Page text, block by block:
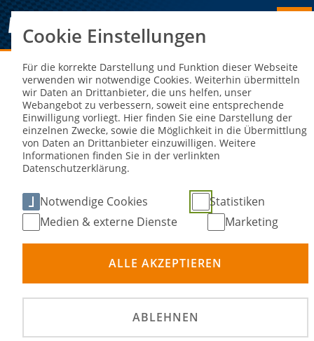
Sie sind hier: NEWS
Ausbildung für Sportwarte der
Streckensicherung ab 2026
verbindlich
Um die Sicherheit im Motorsport weiter zu
Cookie Einstellungen
Für die korrekte Darstellung und Funktion dieser Webseite
verwenden wir notwendige Cookies. Weiterhin übermitteln
wir Daten an Drittanbieter, die uns helfen, unser
Webangebot zu verbessern, soweit eine entsprechende
Einwilligung vorliegt. Hier finden Sie eine Darstellung der
einzelnen Zwecke, sowie die Möglichkeit in die Übermittlung
von Daten an Drittanbieter einzuwilligen. Weitere
Informationen finden Sie in der verlinkten
Datenschutzerklärung.
Notwendige Cookies
Statistiken
Medien & externe Dienste
Marketing
ALLE AKZEPTIEREN
ABLEHNEN